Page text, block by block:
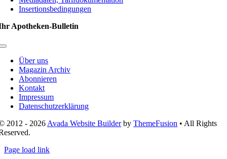
Insertionsbedingungen
Apotheken-Bulletin
Toggle
NavigationÜber uns
Magazin Archiv
Abonnieren
Kontakt
Impressum
Datenschutzerklärung
2012 - 2026 Avada Website BuilderbyThemeFusion • All Rights
Page load link